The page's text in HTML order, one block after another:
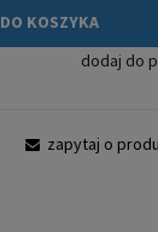
DO KOSZYKA
dodaj do
zapytaj o